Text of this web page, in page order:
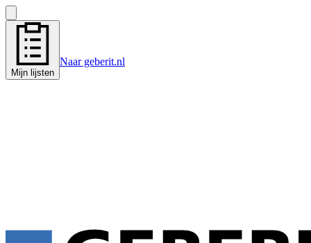
Mijn lijsten
Naar geberit.nl